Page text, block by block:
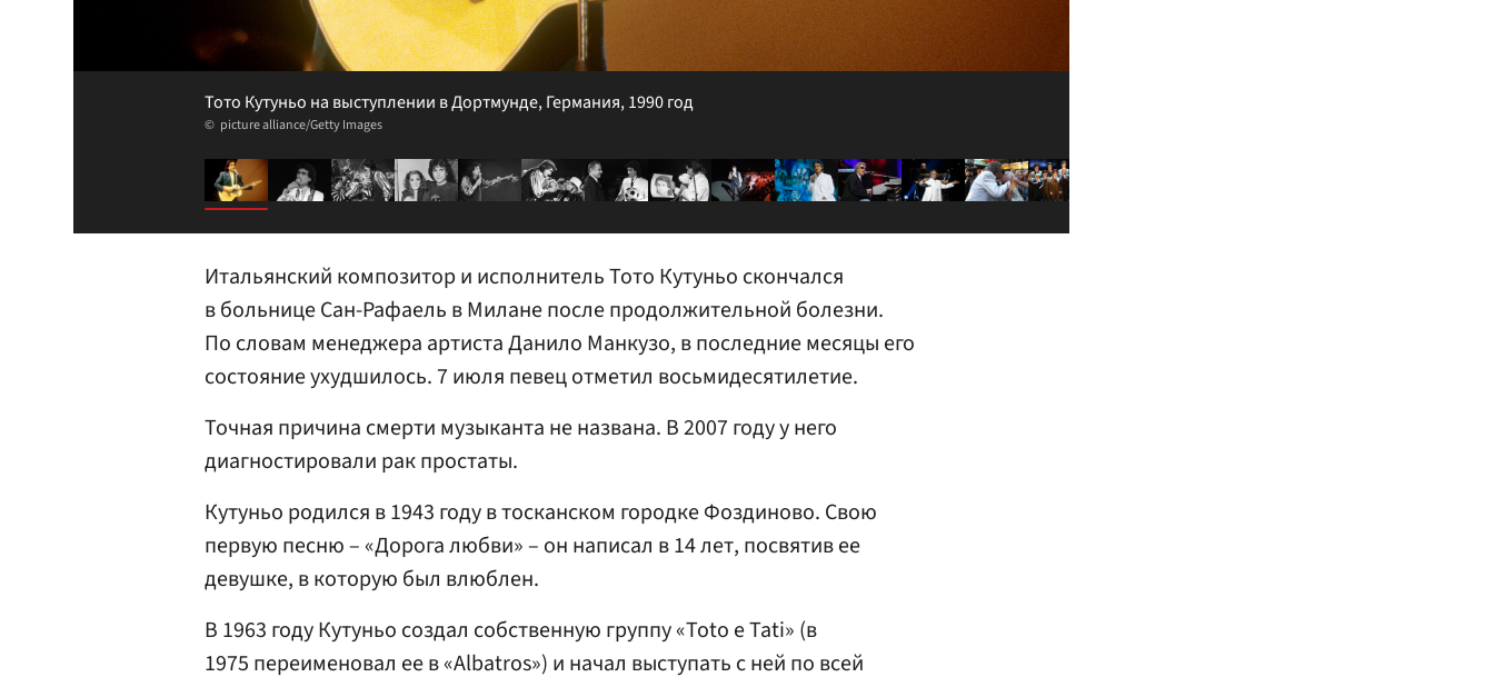
Тото Кутуньо на выступлении в Дортмунде, Германия, 1990 год
picture alliance/Getty Images
Итальянский композитор и исполнитель Тото Кутуньо скончался
в больнице Сан-Рафаель в Милане после продолжительной болезни.
По словам менеджера артиста Данило Манкузо, в последние месяцы его
состояние ухудшилось. 7 июля певец отметил восьмидесятилетие.
Точная причина смерти музыканта не названа. В 2007 году у него
диагностировали рак простаты.
Кутуньо родился в 1943 году в тосканском городке Фоздиново. Свою
первую песню – «Дорога любви» – он написал в 14 лет, посвятив ее
девушке, в которую был влюблен.
В 1963 году Кутуньо создал собственную группу «Toto e Tati» (в
1975 переименовал ее в «Albatros») и начал выступать с ней по всей